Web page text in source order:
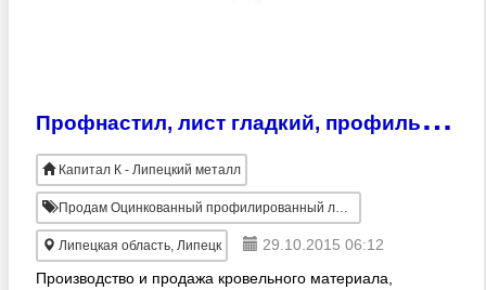
П
рофнастил, лист гладкий, профиль для ГКЛ, металлопрокат
Капитал К - Липецкий металл
Продам Оцинкованный профилированный лист
Липецкая область, Липецк
29.10.2015 06:12
Производство и продажа кровельного материала,